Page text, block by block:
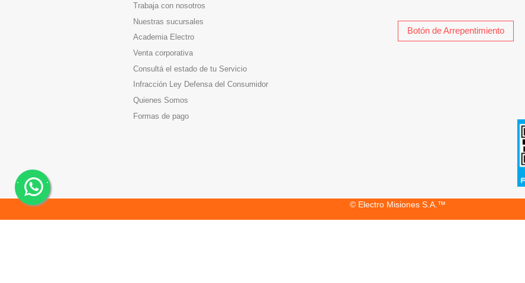
Trabaja con nosotros
Nuestras sucursales
Academia Electro
Venta corporativa
Consultá el estado de tu Servicio
Infracción Ley Defensa del Consumidor
Quienes Somos
Formas de pago
Botón de Arrepentimiento
© Electro Misiones S.A.™
. .